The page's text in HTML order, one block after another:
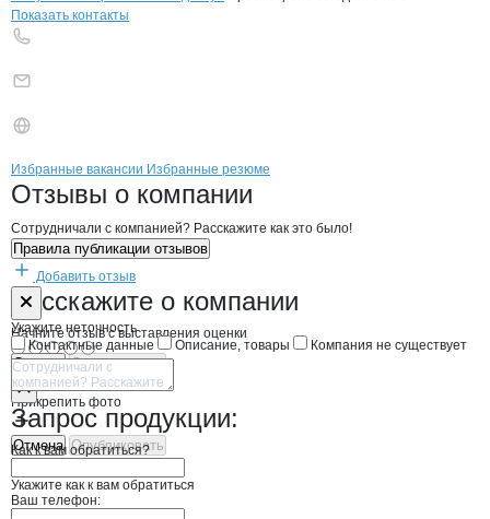
Показать контакты
Брендыкомпани Свитанок, ЧП
Вакансии вСвитанок, ЧП
Избранные вакансии Избранные резюме
Новости oСвитанок, ЧП,
Отзывы о компании
Сотрудничали с компанией? Расскажите как это было!
Правила публикации отзывов
Добавить отзыв
Расскажите о компании
Начните отзыв с выставления оценки
Прикрепить фото
Отмена Опубликовать
Форма обратной связи о неточностях
Укажите неточность
Контактные данные
Описание, товары Компания не существует
Отмена Опубликовать
Запрос продукции:
Как к вам обратиться?
Укажите как к вам обратиться
Ваш телефон: